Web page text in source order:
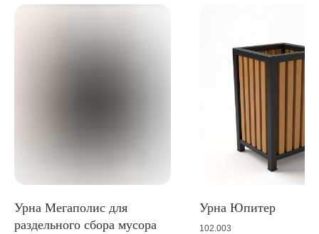
Урна Мегаполис для
раздельного сбора мусора
Урна Юпитер
102.003